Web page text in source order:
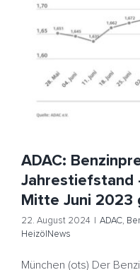
ADAC: Benzinpreis
zuletzt
Benzinpreise
ADAC:
Jahrestiefstand
Mitte Juni 2023
22. August 2024 | ADAC,
HeizölNews
München (ots) Der